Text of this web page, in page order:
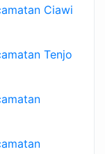
Ciawi
Tenjo